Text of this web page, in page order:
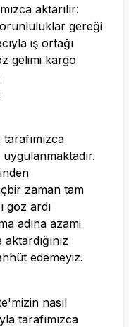
aktarılır:
gereği
iş ortağı
gelimi kargo
zaman tam
göz ardı
adına azami
edemeyiz.
nasıl
tarafımızca